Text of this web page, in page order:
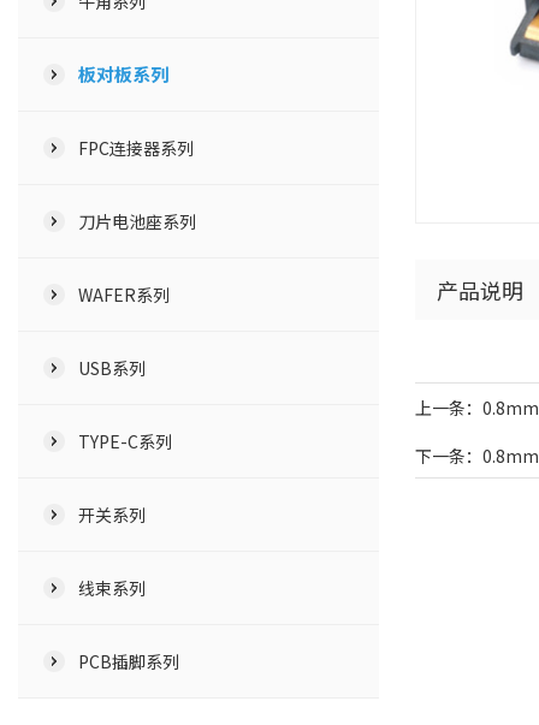
板对板系列
FPC连接器系列
刀片电池座系列
WAFER系列
USB系列
TYPE-C系列
开关系列
线束系列
PCB插脚系列
产品说明
上一条：
下一条：